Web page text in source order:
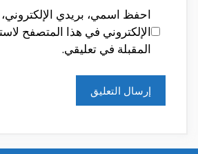
احفظ اسمي، بريدي الإلكتروني،
الإلكتروني في هذا المتصفح
المقبلة في تعليقي.